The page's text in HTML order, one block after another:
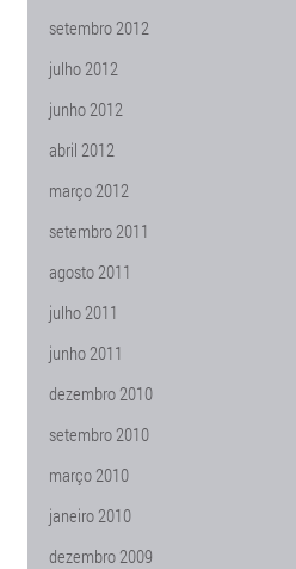
setembro 2012
julho 2012
junho 2012
abril 2012
março 2012
setembro 2011
agosto 2011
julho 2011
junho 2011
dezembro 2010
setembro 2010
março 2010
janeiro 2010
dezembro 2009